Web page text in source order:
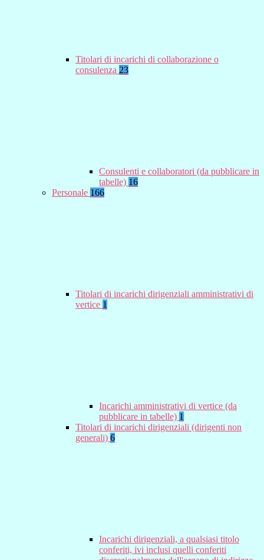
Titolari di incarichi di collaborazione o
consulenza 23
Consulenti e collaboratori (da pubblicare in
tabelle) 16
Personale 166
Titolari di incarichi dirigenziali amministrativi di
vertice 1
Incarichi amministrativi di vertice (da
pubblicare in tabelle) 1
Titolari di incarichi dirigenziali (dirigenti non
generali) 6
Incarichi dirigenziali, a qualsiasi titolo
conferiti, ivi inclusi quelli conferiti